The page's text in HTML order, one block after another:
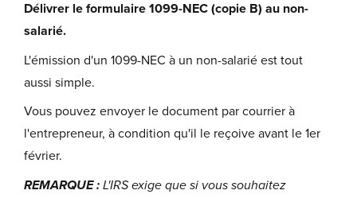
Délivrer le formulaire 1099-NEC (copie B) au non-
salarié.
L'émission d'un 1099-NEC à un non-salarié est tout
aussi simple.
Vous pouvez envoyer le document par courrier à
l'entrepreneur, à condition qu'il le reçoive avant le 1er
février.
REMARQUE : L'IRS exige que si vous souhaitez